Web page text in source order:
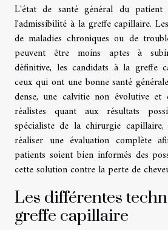
L'état de santé général du patient
l'admissibilité à la greffe capillaire.
de maladies chroniques ou de
peuvent être moins aptes à
définitive, les candidats à la greffe
ceux qui ont une bonne santé
dense, une calvitie non évolutive
réalistes quant aux résultats
spécialiste de la chirurgie
réaliser une évaluation complète
patients soient bien informés des
cette solution contre la perte de
Les différentes
greffe capillaire